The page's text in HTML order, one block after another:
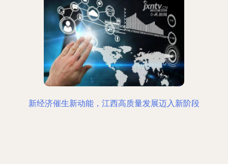
新经济催生新动能，江西高质量发展迈入新阶段